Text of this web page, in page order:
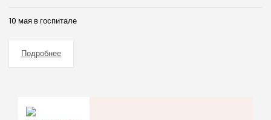
10 мая в госпитале
Подробнее